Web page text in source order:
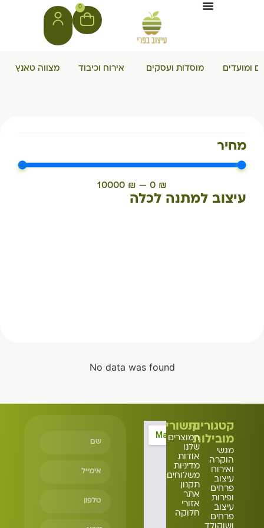
0
ומועדים מוסדות ועסקים אירוח וכיבוד מצווה טאנץ
מחיר
₪
0
—
₪
10000
עיצוב למתנה לכלה
No data was found
קטגוריות
מובילות
מגשי
הוקרה
ואירוח
עיצוב
פרחים
ופירות
עיצוב
פרחים
קישורים
המוצרים
שלנו
אודות
מדיניות
משלוחים
תקנון
אתר
אזורי
חלוקה